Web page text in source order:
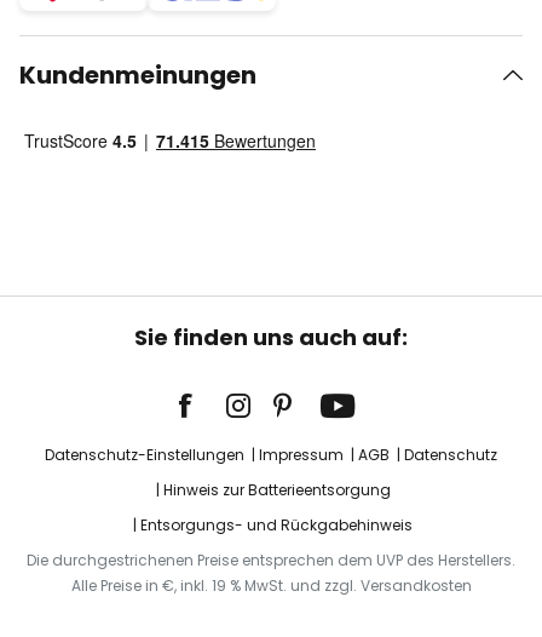
Kundenmeinungen
Sie finden uns auch auf:
Datenschutz-Einstellungen Impressum AGB
Datenschutz
Hinweis zur Batterieentsorgung
Entsorgungs- und Rückgabehinweis
Die durchgestrichenen Preise entsprechen dem UVP des Herstellers.
Alle Preise in €, inkl. 19 % MwSt. und zzgl. Versandkosten